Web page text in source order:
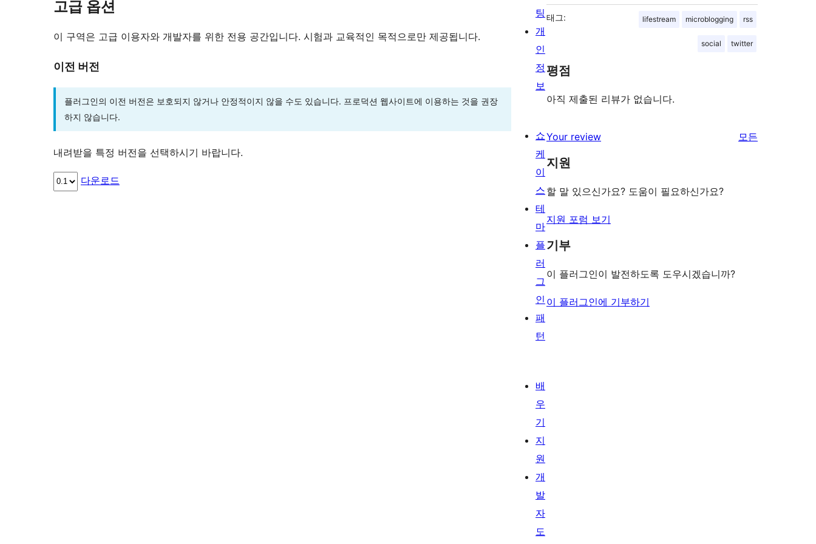
고급 옵션
이 구역은 고급 이용자와 개발자를 위한 전용 공간입니다. 시험과 교육적인 목적으로만 제공됩니다.
이전 버전
플러그인의 이전 버전은 보호되지 않거나 안정적이지 않을 수도 있습니다. 프로덕션 웹사이트에 이용하는 것을 권장
하지 않습니다.
내려받을 특정 버전을 선택하시기 바랍니다.
다운로드
태그: lifestream microblogging rss
social twitter
평점
아직 제출된 리뷰가 없습니다.
Your review 모든
지원
할 말 있으신가요? 도움이 필요하신가요?
지원 포럼 보기
기부
이 플러그인이 발전하도록 도우시겠습니까?
이 플러그인에 기부하기
팅
개
인
정
보
쇼
케
이
스
테
마
플
러
그
인
패
턴
배
우
기
지
원
개
발
자
도